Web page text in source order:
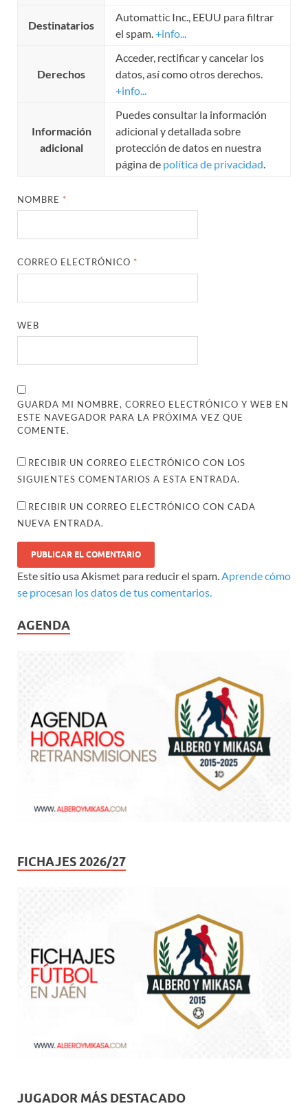
Destinatarios
Automattic Inc., EEUU para filtrar
el spam. +info...
Derechos
Acceder, rectificar y cancelar los
datos, así como otros derechos.
+info...
Información
adicional
Puedes consultar la información
adicional y detallada sobre
protección de datos en nuestra
página de política de privacidad
NOMBRE *
CORREO ELECTRÓNICO *
WEB
GUARDA MI NOMBRE, CORREO ELECTRÓNICO Y WEB EN
ESTE NAVEGADOR PARA LA PRÓXIMA VEZ QUE
COMENTE.
RECIBIR UN CORREO ELECTRÓNICO CON LOS
SIGUIENTES COMENTARIOS A ESTA ENTRADA.
RECIBIR UN CORREO ELECTRÓNICO CON CADA
NUEVA ENTRADA.
Este sitio usa Akismet para reducir el spam.Aprende cómo
se procesan los datos de tus comentarios.
AGENDA
FICHAJES 2026/27
JUGADOR MÁS DESTACADO